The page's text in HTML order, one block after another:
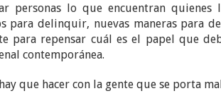
personas lo que encuentran quienes
para delinquir, nuevas maneras para
para repensar cuál es el papel que
contemporánea.
que hacer con la gente que se porta